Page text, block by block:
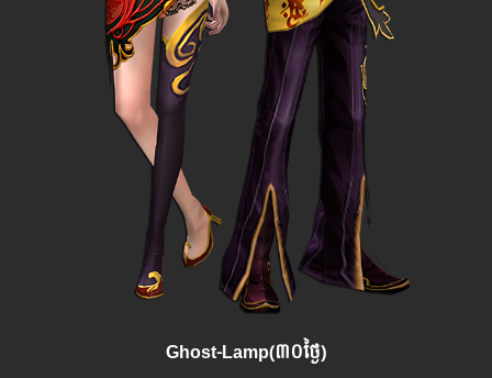
Ghost-Lamp(៣០ថ្ងៃ)